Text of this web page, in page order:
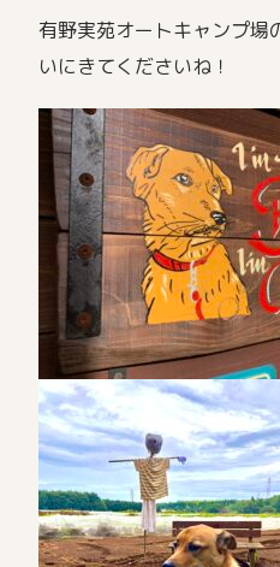
有野実苑オートキャンプ
いにきてくださいね！